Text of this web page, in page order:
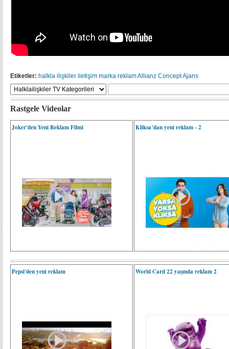
Etiketler: halkla ilişkiler iletişim marka reklamAllianz Concept Ajans
Rastgele Videolar
Joker'den Yeni Reklam Filmi Kliksa’dan yeni reklam - 2
Pepsi'den yeni reklam World Card 22 yaşında reklam 2